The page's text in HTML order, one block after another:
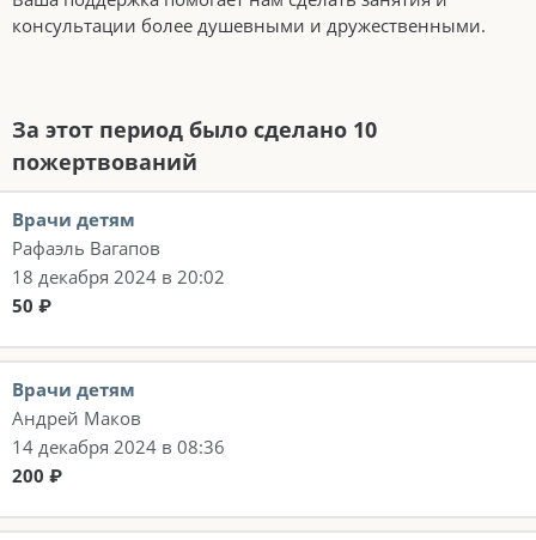
консультации более душевными и дружественными.
За этот период было сделано 10
пожертвований
Врачи детям
Рафаэль Вагапов
18 декабря 2024 в 20:02
50 ₽
Врачи детям
Андрей Маков
14 декабря 2024 в 08:36
200 ₽